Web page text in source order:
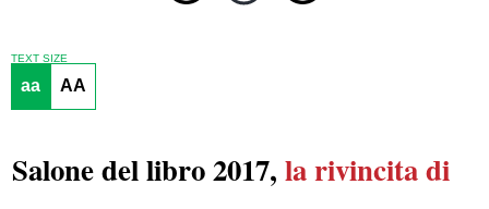
TEXT SIZE
aa AA
Salone del libro 2017, la rivincita di